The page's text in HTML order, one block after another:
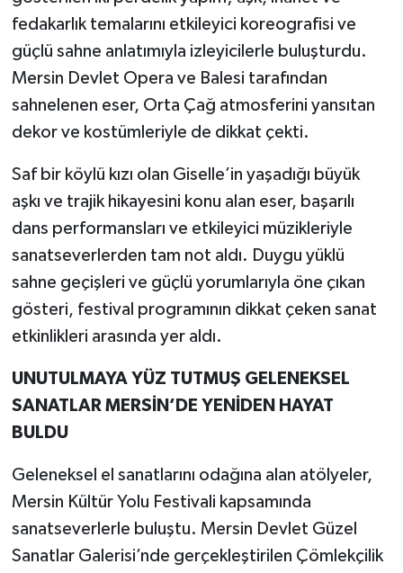
fedakarlık temalarını etkileyici koreografisi ve
güçlü sahne anlatımıyla izleyicilerle buluşturdu.
Mersin Devlet Opera ve Balesi tarafından
sahnelenen eser, Orta Çağ atmosferini yansıtan
dekor ve kostümleriyle de dikkat çekti.
Saf bir köylü kızı olan Giselle’in yaşadığı büyük
aşkı ve trajik hikayesini konu alan eser, başarılı
dans performansları ve etkileyici müzikleriyle
sanatseverlerden tam not aldı. Duygu yüklü
sahne geçişleri ve güçlü yorumlarıyla öne çıkan
gösteri, festival programının dikkat çeken sanat
etkinlikleri arasında yer aldı.
UNUTULMAYA YÜZ TUTMUŞ GELENEKSEL
SANATLAR MERSİN’DE YENİDEN HAYAT
BULDU
Geleneksel el sanatlarını odağına alan atölyeler,
Mersin Kültür Yolu Festivali kapsamında
sanatseverlerle buluştu. Mersin Devlet Güzel
Sanatlar Galerisi’nde gerçekleştirilen Çömlekçilik